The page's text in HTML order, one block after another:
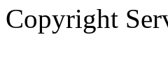
Copyright